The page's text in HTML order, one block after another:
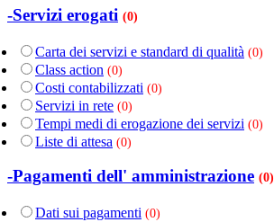
-Servizi erogati (0)
Carta dei servizi e standard di qualità (0)
Class action (0)
Costi contabilizzati (0)
Servizi in rete (0)
Tempi medi di erogazione dei servizi (0)
Liste di attesa (0)
-Pagamenti dell' amministrazione (0)
Dati sui pagamenti (0)